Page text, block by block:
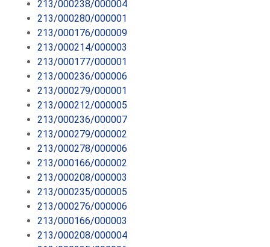
213/000238/000004
213/000280/000001
213/000176/000009
213/000214/000003
213/000177/000001
213/000236/000006
213/000279/000001
213/000212/000005
213/000236/000007
213/000279/000002
213/000278/000006
213/000166/000002
213/000208/000003
213/000235/000005
213/000276/000006
213/000166/000003
213/000208/000004